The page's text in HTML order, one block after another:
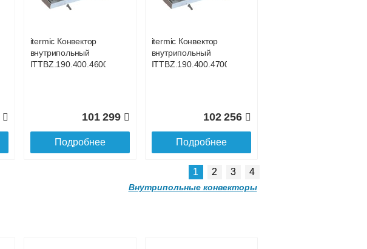
ITTBL.190.400.4300
120 559
ITTBL.190.400.4400
121 981
itermic Конвектор
внутрипольный
ITTBZ.190.400.4600
101 299
Подробнее
itermic Конвектор
внутрипольный
ITTBZ.190.400.4700
102 256
Подробнее
1 2 3 4
Внутрипольные конвекторы